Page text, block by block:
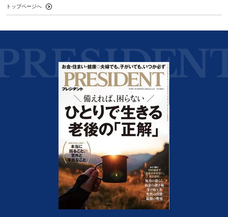
トップページへ